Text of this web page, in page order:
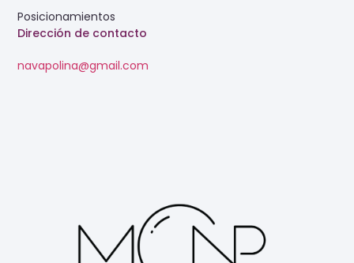
Dirección de contacto
navapolina@gmail.com
Posicionamientos